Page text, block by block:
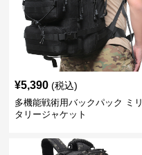
¥5,390 (税込)
多機能戦術用バックパック ミリ
タリージャケット